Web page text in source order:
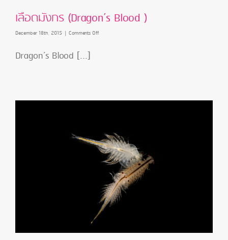
เลือดมังกร (Dragon’s Blood )
December 18th, 2015 | Comments Offon
Dragon’s Blood [...]